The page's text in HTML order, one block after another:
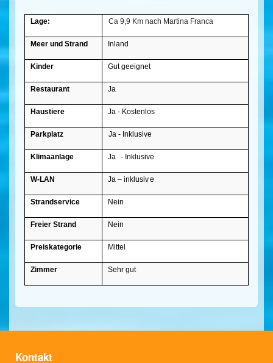
Lage: Ca 9,9 Km nach Martina Franca
Meer und Strand Inland
Kinder Gut geeignet
Restaurant Ja
Haustiere Ja - Kostenlos
Parkplatz Ja - Inklusive
Klimaanlage Ja - Inklusive
W-LAN Ja – inklusive
Strandservice Nein
Freier Strand Nein
Preiskategorie Mittel
Zimmer Sehr gut
Kontakt